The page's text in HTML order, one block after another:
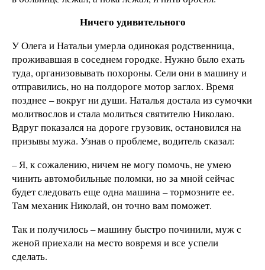
Ничего удивительного
У Олега и Натальи умерла одинокая родственница,
проживавшая в соседнем городке. Нужно было ехать
туда, организовывать похороны. Сели они в машину и
отправились, но на полдороге мотор заглох. Время
позднее – вокруг ни души. Наталья достала из сумочки
молитвослов и стала молиться святителю Николаю.
Вдруг показался на дороге грузовик, остановился на
призывы мужа. Узнав о проблеме, водитель сказал:
– Я, к сожалению, ничем не могу помочь, не умею
чинить автомобильные поломки, но за мной сейчас
будет следовать еще одна машина – тормозните ее.
Там механик Николай, он точно вам поможет.
Так и получилось – машину быстро починили, муж с
женой приехали на место вовремя и все успели
сделать.